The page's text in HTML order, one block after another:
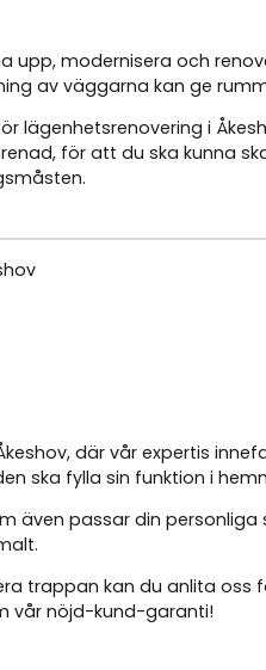
upp, modernisera och
av väggarna kan ge
lägenhetsrenovering i
för att du ska kunna
där vår expertis
ska fylla sin funktion i
även passar din
trappan kan du anlita oss
vår nöjd-kund-garanti!